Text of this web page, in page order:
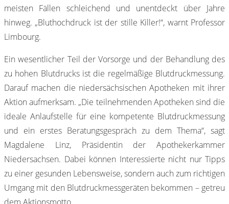
meisten Fällen schleichend und unentdeckt über Jahre
hinweg. „Bluthochdruck ist der stille Killer!“, warnt Professor
Limbourg.
Ein wesentlicher Teil der Vorsorge und der Behandlung des
zu hohen Blutdrucks ist die regelmäßige Blutdruckmessung.
Darauf machen die niedersächsischen Apotheken mit ihrer
Aktion aufmerksam. „Die teilnehmenden Apotheken sind die
ideale Anlaufstelle für eine kompetente Blutdruckmessung
und ein erstes Beratungsgespräch zu dem Thema“, sagt
Magdalene Linz, Präsidentin der Apothekerkammer
Niedersachsen. Dabei können Interessierte nicht nur Tipps
zu einer gesunden Lebensweise, sondern auch zum richtigen
Umgang mit den Blutdruckmessgeräten bekommen – getreu